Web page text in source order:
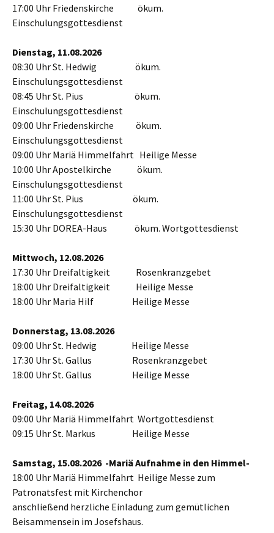
17:00 Uhr Friedenskirche ökum.
Einschulungsgottesdienst
Dienstag, 11.08.2026
08:30 Uhr St. Hedwig ökum.
Einschulungsgottesdienst
08:45 Uhr St. Pius ökum.
Einschulungsgottesdienst
09:00 Uhr Friedenskirche ökum.
Einschulungsgottesdienst
09:00 Uhr Mariä Himmelfahrt Heilige Messe
10:00 Uhr Apostelkirche ökum.
Einschulungsgottesdienst
11:00 Uhr St. Pius ökum.
Einschulungsgottesdienst
15:30 Uhr DOREA-Haus ökum. Wortgottesdienst
Mittwoch, 12.08.2026
17:30 Uhr Dreifaltigkeit Rosenkranzgebet
18:00 Uhr Dreifaltigkeit Heilige Messe
18:00 Uhr Maria Hilf Heilige Messe
Donnerstag, 13.08.2026
09:00 Uhr St. Hedwig Heilige Messe
17:30 Uhr St. Gallus Rosenkranzgebet
18:00 Uhr St. Gallus Heilige Messe
Freitag, 14.08.2026
09:00 Uhr Mariä Himmelfahrt Wortgottesdienst
09:15 Uhr St. Markus Heilige Messe
Samstag, 15.08.2026 -Mariä Aufnahme in den Himmel-
18:00 Uhr Mariä Himmelfahrt Heilige Messe zum
Patronatsfest mit Kirchenchor
anschließend herzliche Einladung zum gemütlichen
Beisammensein im Josefshaus.